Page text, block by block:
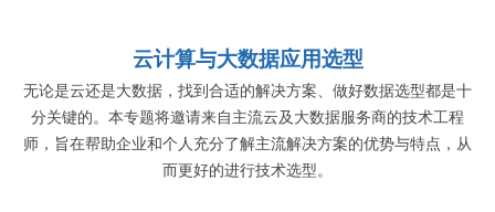
云计算与大数据应用选型
无论是云还是大数据，找到合适的解决方案、做好数据选型都是十
分关键的。本专题将邀请来自主流云及大数据服务商的技术工程
师，旨在帮助企业和个人充分了解主流解决方案的优势与特点，从
而更好的进行技术选型。